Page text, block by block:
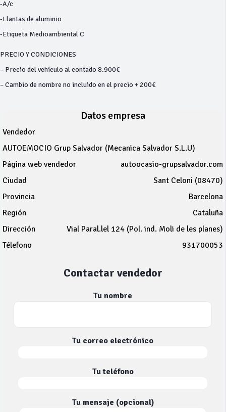
-A/c
-Llantas de aluminio
-Etiqueta Medioambiental C
PRECIO Y CONDICIONES
– Precio del vehículo al contado 8.900€
– Cambio de nombre no incluido en el precio + 200€
Datos empresa
Vendedor
AUTOEMOCIO Grup Salvador (Mecanica Salvador S.L.U)
Página web vendedor
autoocasio-grupsalvador.com
Ciudad
Sant Celoni (08470)
Provincia
Barcelona
Región
Cataluña
Dirección
Vial Paral.lel 124 (Pol. ind. Moli de les planes)
Télefono
931700053
Contactar vendedor
Tu nombre
Tu correo electrónico
Tu teléfono
Tu mensaje (opcional)